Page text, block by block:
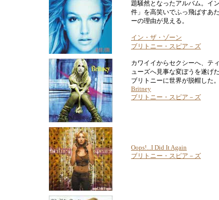
題騒然となったアルバム。イ
件」を高笑いでふっ飛ばすあ
ーの理由が見える。
イン・ザ・ゾーン
ブリトニー・スピア－ズ
カワイイからセクシーへ、テ
ューズへ見事な変ぼうを遂げ
ブリトニーに世界が脱帽した
Britney
ブリトニー・スピア－ズ
Oops!...I Did It Again
ブリトニー・スピア－ズ